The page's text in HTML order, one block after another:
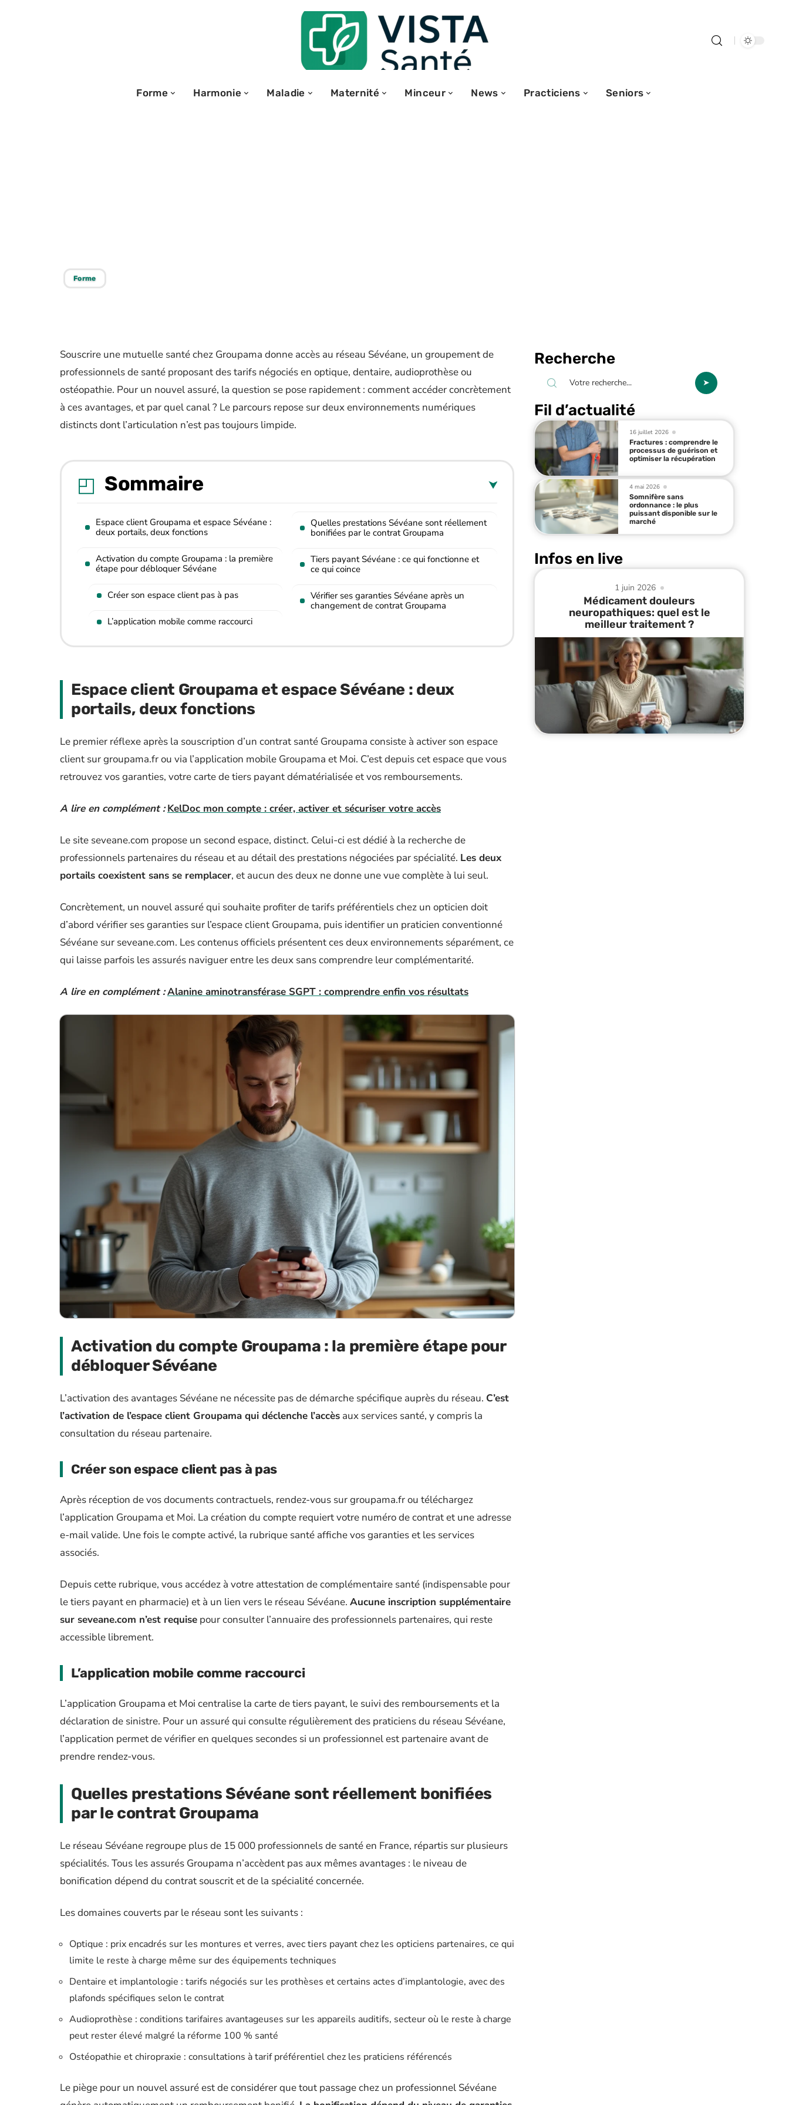
Forme Harmonie Maladie Maternité Minceur News Practiciens Seniors
Forme
Souscrire une mutuelle santé chez Groupama donne accès au réseau Sévéane, un groupement de
professionnels de santé proposant des tarifs négociés en optique, dentaire, audioprothèse ou
ostéopathie. Pour un nouvel assuré, la question se pose rapidement : comment accéder concrètement
à ces avantages, et par quel canal ? Le parcours repose sur deux environnements numériques
distincts dont l’articulation n’est pas toujours limpide.
Sommaire
Espace client Groupama et espace Sévéane :
deux portails, deux fonctions
Activation du compte Groupama : la première
étape pour débloquer Sévéane
Créer son espace client pas à pas
L’application mobile comme raccourci
Quelles prestations Sévéane sont réellement
bonifiées par le contrat Groupama
Tiers payant Sévéane : ce qui fonctionne et
ce qui coince
Vérifier ses garanties Sévéane après un
changement de contrat Groupama
Espace client Groupama et espace Sévéane : deux
portails, deux fonctions
Le premier réflexe après la souscription d’un contrat santé Groupama consiste à activer son espace
client sur groupama.fr ou via l’application mobile Groupama et Moi. C’est depuis cet espace que vous
retrouvez vos garanties, votre carte de tiers payant dématérialisée et vos remboursements.
A lire en complément : KelDoc mon compte : créer, activer et sécuriser votre accès
Le site seveane.com propose un second espace, distinct. Celui-ci est dédié à la recherche de
professionnels partenaires du réseau et au détail des prestations négociées par spécialité. Les deux
portails coexistent sans se remplacer, et aucun des deux ne donne une vue complète à lui seul.
Concrètement, un nouvel assuré qui souhaite profiter de tarifs préférentiels chez un opticien doit
d’abord vérifier ses garanties sur l’espace client Groupama, puis identifier un praticien conventionné
Sévéane sur seveane.com. Les contenus officiels présentent ces deux environnements séparément, ce
qui laisse parfois les assurés naviguer entre les deux sans comprendre leur complémentarité.
A lire en complément :Alanine aminotransférase SGPT : comprendre enfin vos résultats
Activation du compte Groupama : la première étape pour
débloquer Sévéane
L’activation des avantages Sévéane ne nécessite pas de démarche spécifique auprès du réseau. C’est
l’activation de l’espace client Groupama qui déclenche l’accès aux services santé, y compris la
consultation du réseau partenaire.
Créer son espace client pas à pas
Après réception de vos documents contractuels, rendez-vous sur groupama.fr ou téléchargez
l’application Groupama et Moi. La création du compte requiert votre numéro de contrat et une adresse
e-mail valide. Une fois le compte activé, la rubrique santé affiche vos garanties et les services
associés.
Depuis cette rubrique, vous accédez à votre attestation de complémentaire santé (indispensable pour
le tiers payant en pharmacie) et à un lien vers le réseau Sévéane. Aucune inscription supplémentaire
sur seveane.com n’est requise pour consulter l’annuaire des professionnels partenaires, qui reste
accessible librement.
L’application mobile comme raccourci
L’application Groupama et Moi centralise la carte de tiers payant, le suivi des remboursements et la
déclaration de sinistre. Pour un assuré qui consulte régulièrement des praticiens du réseau Sévéane,
l’application permet de vérifier en quelques secondes si un professionnel est partenaire avant de
prendre rendez-vous.
Quelles prestations Sévéane sont réellement bonifiées
par le contrat Groupama
Le réseau Sévéane regroupe plus de 15 000 professionnels de santé en France, répartis sur plusieurs
spécialités. Tous les assurés Groupama n’accèdent pas aux mêmes avantages : le niveau de
bonification dépend du contrat souscrit et de la spécialité concernée.
Les domaines couverts par le réseau sont les suivants :
Optique : prix encadrés sur les montures et verres, avec tiers payant chez les opticiens partenaires, ce qui
limite le reste à charge même sur des équipements techniques
Dentaire et implantologie : tarifs négociés sur les prothèses et certains actes d’implantologie, avec des
plafonds spécifiques selon le contrat
Audioprothèse : conditions tarifaires avantageuses sur les appareils auditifs, secteur où le reste à charge
peut rester élevé malgré la réforme 100 % santé
Ostéopathie et chiropraxie : consultations à tarif préférentiel chez les praticiens référencés
Le piège pour un nouvel assuré est de considérer que tout passage chez un professionnel Sévéane
Recherche
Fil d’actualité
16 juillet 2026
Fractures : comprendre le
processus de guérison et
optimiser la récupération
4 mai 2026
Somnifère sans
ordonnance : le plus
puissant disponible sur le
marché
Infos en live
1 juin 2026
Médicament douleurs
neuropathiques: quel est le
meilleur traitement ?